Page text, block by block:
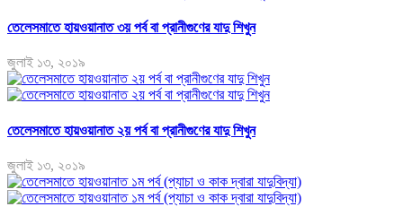
তেলেসমাতে হায়ওয়ানাত ৩য় পর্ব বা প্রানীগুণের যাদু শিখুন
জুলাই ১৩, ২০১৯
তেলেসমাতে হায়ওয়ানাত ২য় পর্ব বা প্রানীগুণের যাদু শিখুন
জুলাই ১৩, ২০১৯